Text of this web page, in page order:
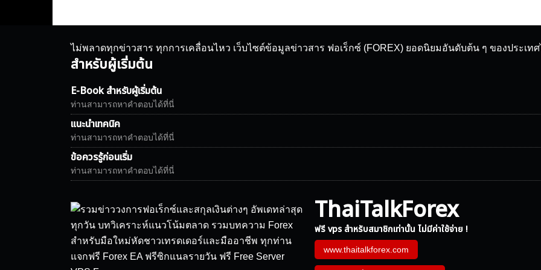
ไม่พลาดทุกข่าวสาร ทุกการเคลื่อนไหว เว็บไซต์ข้อมูลข่าวสาร ฟอเร็กซ์ (FOREX) ยอดนิยมอันดับต้น ๆ ของประเท
สำหรับผู้เริ่มต้น
E-Book สำหรับผู้เริ่มต้น
ท่านสามารถหาคำตอบได้ที่นี่
แนะนำเทคนิค
ท่านสามารถหาคำตอบได้ที่นี่
ข้อควรรู้ก่อนเริ่ม
ท่านสามารถหาคำตอบได้ที่นี่
ThaiTalkForex
ฟรี vps สำหรับสมาชิกเท่านั้น ไม่มีค่าใช้จ่าย !
www.thaitalkforex.com